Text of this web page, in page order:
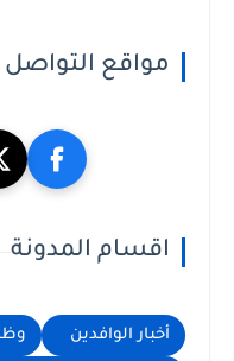
مواقع التواصل
اقسام المدونة
أخبار الوافدين